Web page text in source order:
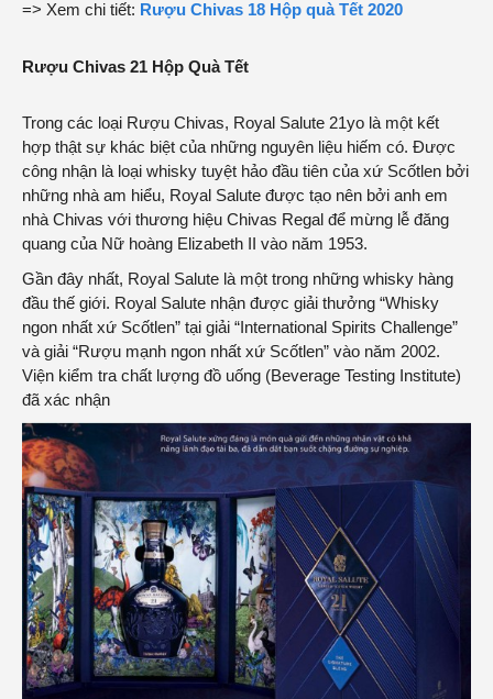
=> Xem chi tiết: Rượu Chivas 18 Hộp quà Tết 2020
Rượu Chivas 21 Hộp Quà Tết
Trong các loại Rượu Chivas, Royal Salute 21yo là một kết
hợp thật sự khác biệt của những nguyên liệu hiếm có. Được
công nhận là loại whisky tuyệt hảo đầu tiên của xứ Scốtlen bởi
những nhà am hiểu, Royal Salute được tạo nên bởi anh em
nhà Chivas với thương hiệu Chivas Regal để mừng lễ đăng
quang của Nữ hoàng Elizabeth II vào năm 1953.
Gần đây nhất, Royal Salute là một trong những whisky hàng
đầu thế giới. Royal Salute nhận được giải thưởng “Whisky
ngon nhất xứ Scốtlen” tại giải “International Spirits Challenge”
và giải “Rượu mạnh ngon nhất xứ Scốtlen” vào năm 2002.
Viện kiểm tra chất lượng đồ uống (Beverage Testing Institute)
đã xác nhận